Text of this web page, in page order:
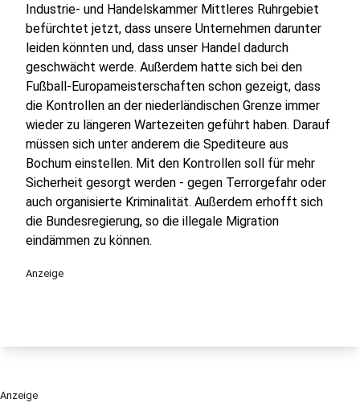
Industrie- und Handelskammer Mittleres Ruhrgebiet
befürchtet jetzt, dass unsere Unternehmen darunter
leiden könnten und, dass unser Handel dadurch
geschwächt werde. Außerdem hatte sich bei den
Fußball-Europameisterschaften schon gezeigt, dass
die Kontrollen an der niederländischen Grenze immer
wieder zu längeren Wartezeiten geführt haben. Darauf
müssen sich unter anderem die Spediteure aus
Bochum einstellen. Mit den Kontrollen soll für mehr
Sicherheit gesorgt werden - gegen Terrorgefahr oder
auch organisierte Kriminalität. Außerdem erhofft sich
die Bundesregierung, so die illegale Migration
eindämmen zu können.
Anzeige
Anzeige